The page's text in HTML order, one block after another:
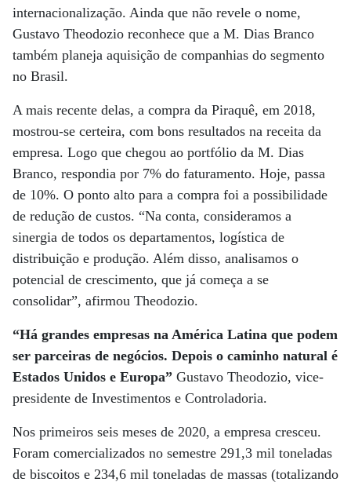
internacionalização. Ainda que não revele o nome,
Gustavo Theodozio reconhece que a M. Dias Branco
também planeja aquisição de companhias do segmento
no Brasil.
A mais recente delas, a compra da Piraquê, em 2018,
mostrou-se certeira, com bons resultados na receita da
empresa. Logo que chegou ao portfólio da M. Dias
Branco, respondia por 7% do faturamento. Hoje, passa
de 10%. O ponto alto para a compra foi a possibilidade
de redução de custos. “Na conta, consideramos a
sinergia de todos os departamentos, logística de
distribuição e produção. Além disso, analisamos o
potencial de crescimento, que já começa a se
consolidar”, afirmou Theodozio.
“Há grandes empresas na América Latina que podem
ser parceiras de negócios. Depois o caminho natural é
Estados Unidos e Europa” Gustavo Theodozio, vice-
presidente de Investimentos e Controladoria.
Nos primeiros seis meses de 2020, a empresa cresceu.
Foram comercializados no semestre 291,3 mil toneladas
de biscoitos e 234,6 mil toneladas de massas (totalizando